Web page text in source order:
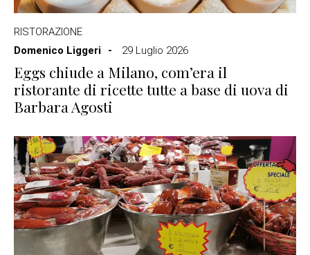
RISTORAZIONE
Domenico Liggeri
29 Luglio 2026
Eggs chiude a Milano, com’era il
ristorante di ricette tutte a base di uova di
Barbara Agosti